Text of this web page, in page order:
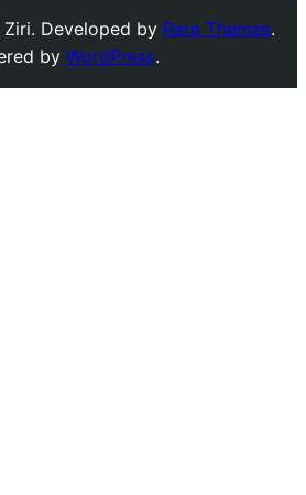
Developed by Rara Themes.
by WordPress.